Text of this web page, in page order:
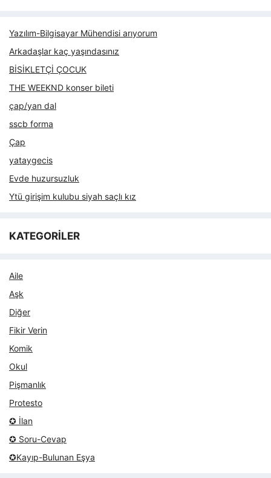
Yazılım-Bilgisayar Mühendisi arıyorum
Arkadaşlar kaç yaşındasınız
BİSİKLETÇİ ÇOCUK
THE WEEKND konser bileti
çap/yan dal
sscb forma
Çap
yataygecis
Evde huzursuzluk
Ytü girişim kulubu siyah saçlı kız
KATEGORİLER
Aile
Aşk
Diğer
Fikir Verin
Komik
Okul
Pişmanlık
Protesto
✪ İlan
✪ Soru-Cevap
✪Kayıp-Bulunan Eşya